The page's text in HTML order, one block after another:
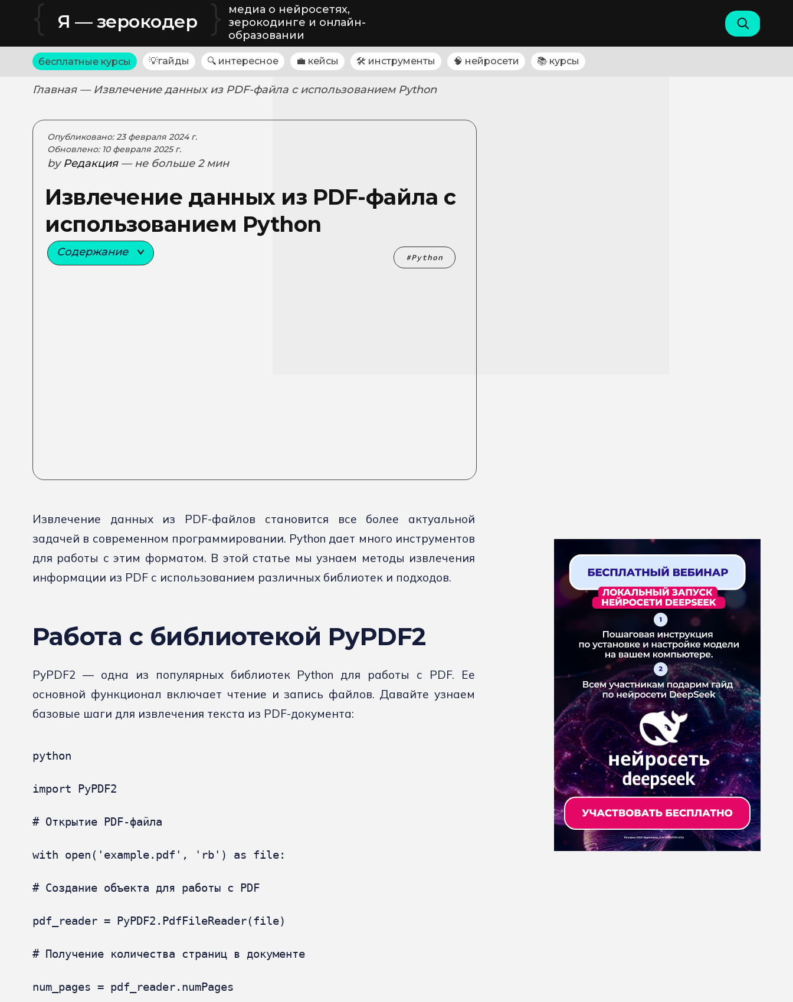
{ Я — зерокодер }
медиа о нейросетях,
зерокодинге и онлайн-
образовании
бесплатные курсы 💡гайды 🔍 интересное 💼 кейсы 🛠 инструменты 🧠 нейросети 📚 курсы
Главная — Извлечение данных из PDF-файла с использованием Python
Опубликовано: 23 февраля 2024 г.
Обновлено: 10 февраля 2025 г.
byРедакция — не больше 2 мин
Извлечение данных из PDF-файла с
использованием Python
Содержание Python
Извлечение данных из PDF-файлов становится все более актуальной
задачей в современном программировании. Python дает много инструментов
для работы с этим форматом. В этой статье мы узнаем методы извлечения
информации из PDF с использованием различных библиотек и подходов.
Работа с библиотекой PyPDF2
PyPDF2 — одна из популярных библиотек Python для работы с PDF. Ее
основной функционал включает чтение и запись файлов. Давайте узнаем
базовые шаги для извлечения текста из PDF-документа:
python
import PyPDF2
# Открытие PDF-файла
with open('example.pdf', 'rb') as file:
# Создание объекта для работы с PDF
pdf_reader = PyPDF2.PdfFileReader(file)
# Получение количества страниц в документе
num_pages = pdf_reader.numPages